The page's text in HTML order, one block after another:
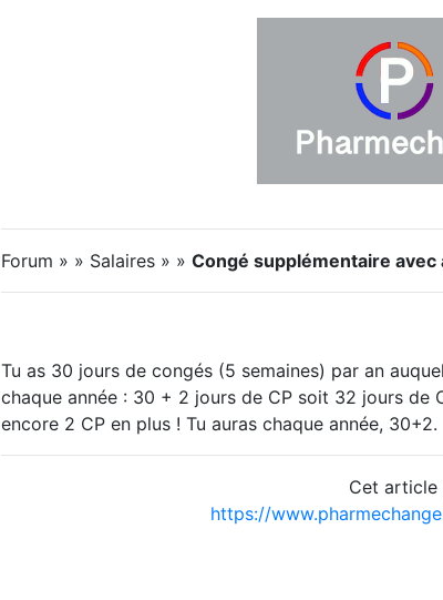
Forum » » Salaires » » Congé supplémentaire avec
Tu as 30 jours de congés (5 semaines) par an
chaque année : 30 + 2 jours de CP soit 32 jours de
encore 2 CP en plus ! Tu auras chaque année, 30+2.
Cet article
https://